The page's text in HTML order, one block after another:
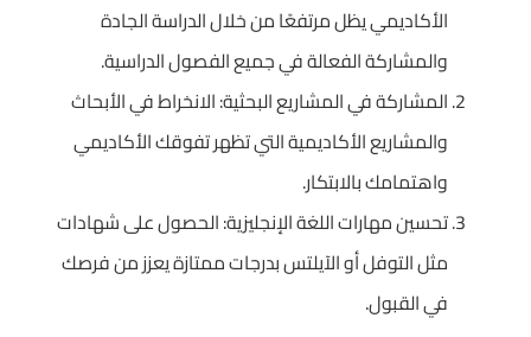
الأكاديمي يظل مرتفعًا من خلال الدراسة الجادة
والمشاركة الفعالة في جميع الفصول الدراسية.
المشاركة في المشاريع البحثية: الانخراط في الأبحاث
والمشاريع الأكاديمية التي تظهر تفوقك الأكاديمي
واهتمامك بالابتكار.
تحسين مهارات اللغة الإنجليزية: الحصول على شهادات
مثل التوفل أو الآيلتس بدرجات ممتازة يعزز من فرصك
في القبول.